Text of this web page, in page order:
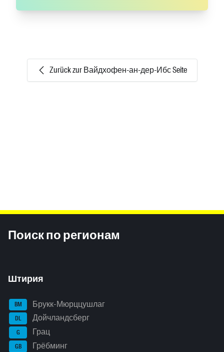
Zurück zur Вайдхофен-ан-дер-Ибс Seite
Поиск по регионам
Штирия
BM Брукк-Мюрццушлаг
DL Дойчландсберг
G Грац
GB Грёбминг